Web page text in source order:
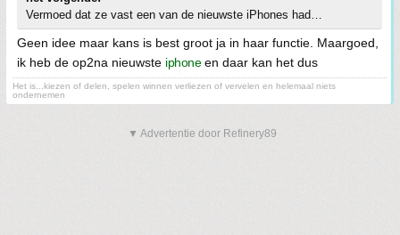
Vermoed dat ze vast een van de nieuwste iPhones had…
Geen idee maar kans is best groot ja in haar functie. Maargoed,
ik heb de op2na nieuwste iphoneen daar kan het dus
Het is...kiezen of delen, spelen winnen verliezen of vervelen en helemaal niets
ondernemen
▼ Advertentie door Refinery89